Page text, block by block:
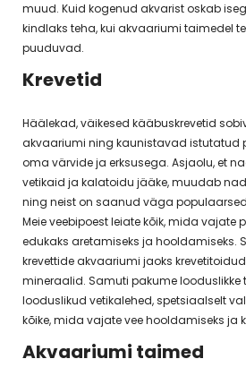
muud. Kuid kogenud akvarist oskab
kindlaks teha, kui akvaariumi taimedel
puuduvad.
Krevetid
Häälekad, väikesed kääbuskrevetid
akvaariumi ning kaunistavad istutatud
oma värvide ja erksusega. Asjaolu, et
vetikaid ja kalatoidu jääke, muudab
ning neist on saanud väga
Meie veebipoest leiate kõik, mida vajate
edukaks aretamiseks ja hooldamiseks.
krevettide akvaariumi jaoks
mineraalid. Samuti pakume looduslikke
looduslikud vetikalehed, spetsiaalselt
kõike, mida vajate vee hooldamiseks ja
Akvaariumi taimed